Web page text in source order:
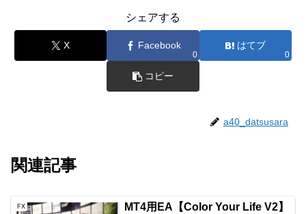
シェアする
X Facebook
0
はてブ
0
コピー
a40_datsusara
関連記事
FX
MT4用EA【Color Your Life V2】